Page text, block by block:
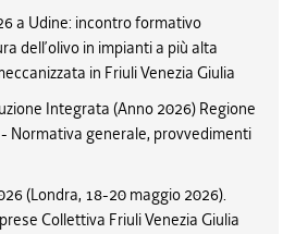
a Udine: incontro formativo
dell’olivo in impianti a più alta
in Friuli Venezia Giulia
Integrata (Anno 2026) Regione
- Normativa generale, provvedimenti
(Londra, 18-20 maggio 2026).
Collettiva Friuli Venezia Giulia